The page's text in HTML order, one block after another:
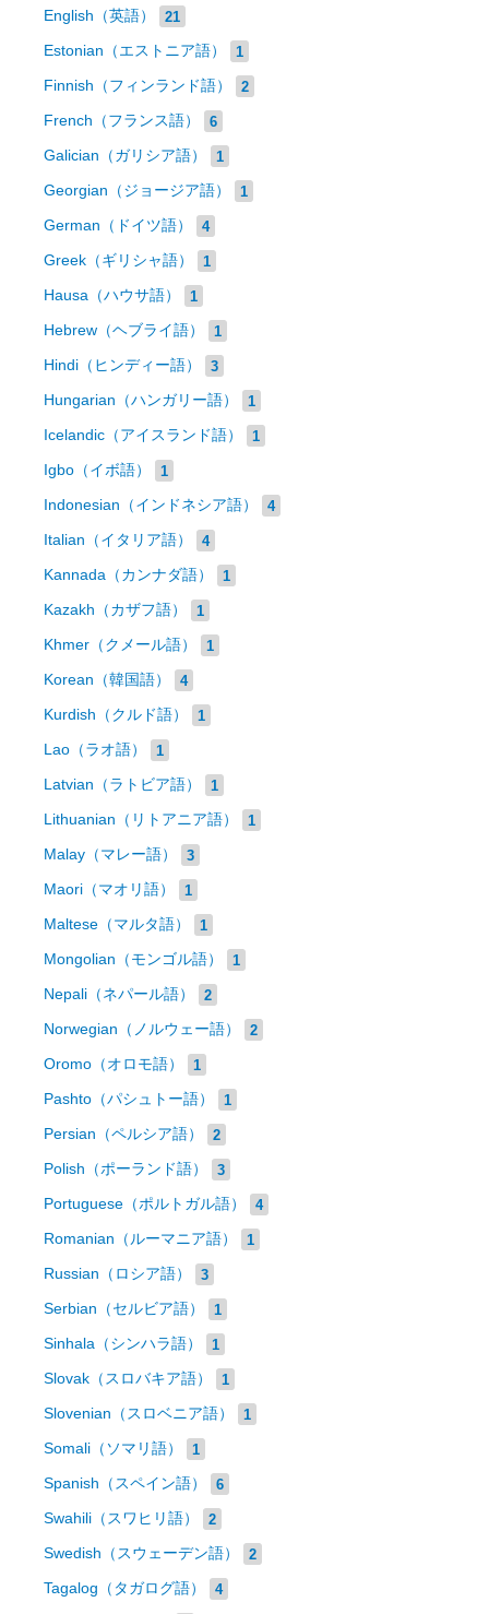
English（英語） 21
Estonian（エストニア語） 1
Finnish（フィンランド語） 2
French（フランス語） 6
Galician（ガリシア語） 1
Georgian（ジョージア語） 1
German（ドイツ語） 4
Greek（ギリシャ語） 1
Hausa（ハウサ語） 1
Hebrew（ヘブライ語） 1
Hindi（ヒンディー語） 3
Hungarian（ハンガリー語） 1
Icelandic（アイスランド語） 1
Igbo（イボ語） 1
Indonesian（インドネシア語） 4
Italian（イタリア語） 4
Kannada（カンナダ語） 1
Kazakh（カザフ語） 1
Khmer（クメール語） 1
Korean（韓国語） 4
Kurdish（クルド語） 1
Lao（ラオ語） 1
Latvian（ラトビア語） 1
Lithuanian（リトアニア語） 1
Malay（マレー語） 3
Maori（マオリ語） 1
Maltese（マルタ語） 1
Mongolian（モンゴル語） 1
Nepali（ネパール語） 2
Norwegian（ノルウェー語） 2
Oromo（オロモ語） 1
Pashto（パシュトー語） 1
Persian（ペルシア語） 2
Polish（ポーランド語） 3
Portuguese（ポルトガル語） 4
Romanian（ルーマニア語） 1
Russian（ロシア語） 3
Serbian（セルビア語） 1
Sinhala（シンハラ語） 1
Slovak（スロバキア語） 1
Slovenian（スロベニア語） 1
Somali（ソマリ語） 1
Spanish（スペイン語） 6
Swahili（スワヒリ語） 2
Swedish（スウェーデン語） 2
Tagalog（タガログ語） 4